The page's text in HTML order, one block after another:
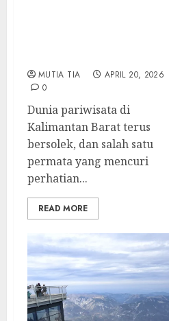
MUTIA TIA
APRIL 20, 2026
0
Dunia pariwisata di
Kalimantan Barat terus
bersolek, dan salah satu
permata yang mencuri
perhatian...
READ MORE